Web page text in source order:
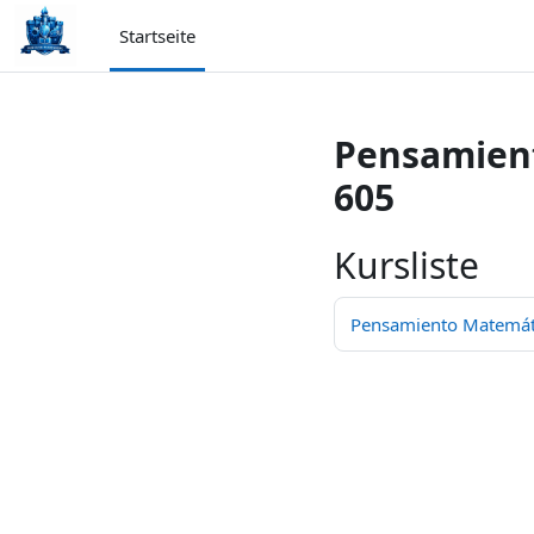
Zum Hauptinhalt
Startseite
605
Kursliste
Pensamiento